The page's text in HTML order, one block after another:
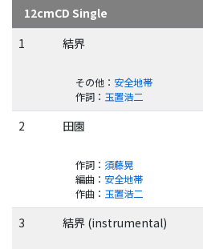
12cmCD Single
1
結界
その他： 安全地帯
作詞： 玉置浩二
2
田園
作詞： 須藤晃
編曲： 安全地帯
作曲： 玉置浩二
3
結界 (instrumental)